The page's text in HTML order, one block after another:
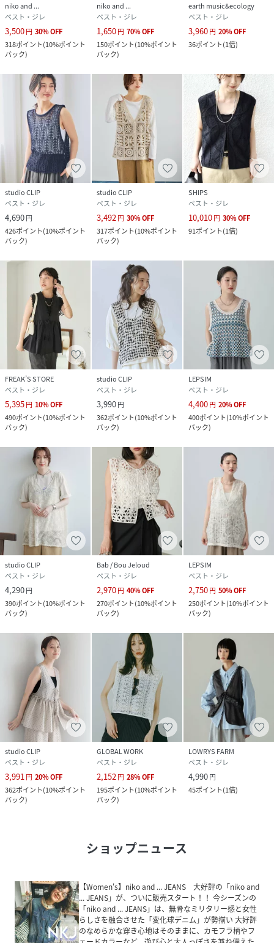
niko and ...
ベスト・ジレ
3,500円 30%OFF
318ポイント(10%ポイント
バック)
niko and ...
ベスト・ジレ
1,650円 70%OFF
150ポイント(10%ポイント
バック)
earth music&ecology
ベスト・ジレ
3,960円 20%OFF
36ポイント(1倍)
studio CLIP
ベスト・ジレ
4,690円
426ポイント(10%ポイント
バック)
studio CLIP
ベスト・ジレ
3,492円 30%OFF
317ポイント(10%ポイント
バック)
SHIPS
ベスト・ジレ
10,010円 30%OFF
91ポイント(1倍)
FREAK’S STORE
ベスト・ジレ
5,395円 10%OFF
490ポイント(10%ポイント
バック)
studio CLIP
ベスト・ジレ
3,990円
362ポイント(10%ポイント
バック)
LEPSIM
ベスト・ジレ
4,400円 20%OFF
400ポイント(10%ポイント
バック)
studio CLIP
ベスト・ジレ
4,290円
390ポイント(10%ポイント
バック)
Bab / Bou Jeloud
ベスト・ジレ
2,970円 40%OFF
270ポイント(10%ポイント
バック)
LEPSIM
ベスト・ジレ
2,750円 50%OFF
250ポイント(10%ポイント
バック)
studio CLIP
ベスト・ジレ
3,991 円 20%OFF
362ポイント(10%ポイント
バック)
GLOBAL WORK
ベスト・ジレ
2,152 円 28%OFF
195ポイント(10%ポイント
バック)
LOWRYS FARM
ベスト・ジレ
4,990円
45ポイント(1倍)
ショップニュース
【Women's】niko and ... JEANS 大好評の「niko and
... JEANS」が、ついに販売スタート！！ 今シーズンの
「niko and ... JEANS」は、無骨なミリタリー感と女性
らしさを融合させた「変化球デニム」が勢揃い 大好評
のなめらかな穿き心地はそのままに、カモフラ柄やフ